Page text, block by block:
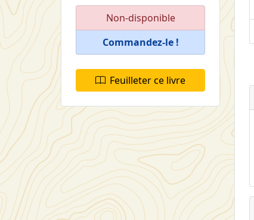
Non-disponible
Commandez-le !
Feuilleter ce livre